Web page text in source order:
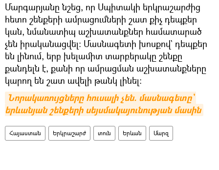
Մարգարյանը նշեց, որ Սպիտակի երկրաշարժից
հետո շենքերի ամրացումների շատ քիչ դեպքեր
կան, նմանատիպ աշխատանքներ համատարած
չեն իրականացվել։ Մասնագետի խոսքով` դեպքեր
են լինում, երբ խելամիտ տարբերակը շենքը
քանդելն է, քանի որ ամրացման աշխատանքները
կարող են շատ ավելի թանկ լինել։
Նորակառույցները հուսալի չեն. մասնագետը`
երևանյան շենքերի սեյսմակայունության մասին
Հայաստան Երկրաշարժ տուն Երևան Մարզ